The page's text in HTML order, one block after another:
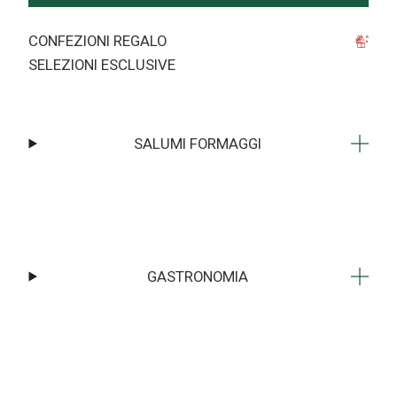
CONFEZIONI REGALO
SELEZIONI ESCLUSIVE
SALUMI FORMAGGI
GASTRONOMIA